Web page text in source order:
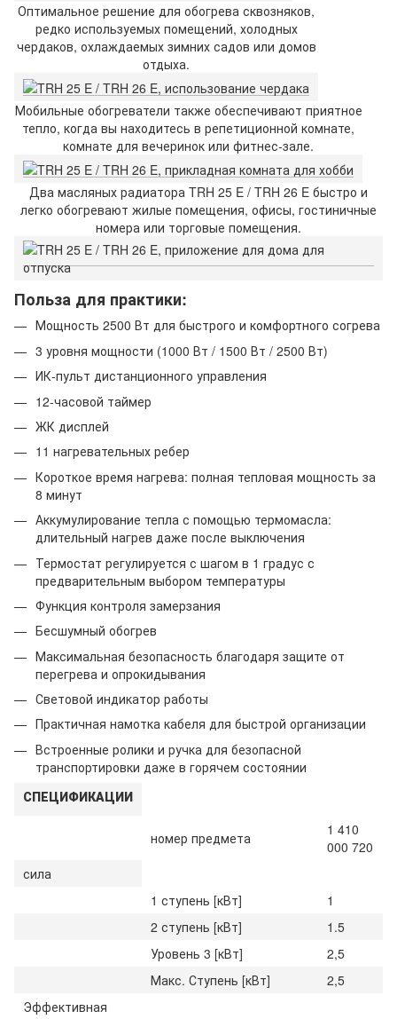
Оптимальное решение для обогрева сквозняков,
редко используемых помещений, холодных
чердаков, охлаждаемых зимних садов или домов
отдыха.
Мобильные обогреватели также обеспечивают приятное
тепло, когда вы находитесь в репетиционной комнате,
комнате для вечеринок или фитнес-зале.
Два масляных радиатора TRH 25 E / TRH 26 E быстро и
легко обогревают жилые помещения, офисы, гостиничные
номера или торговые помещения.
Польза для практики:
Мощность 2500 Вт для быстрого и комфортного согрева
3 уровня мощности (1000 Вт / 1500 Вт / 2500 Вт)
ИК-пульт дистанционного управления
12-часовой таймер
ЖК дисплей
11 нагревательных ребер
Короткое время нагрева: полная тепловая мощность за
8 минут
Аккумулирование тепла с помощью термомасла:
длительный нагрев даже после выключения
Термостат регулируется с шагом в 1 градус с
предварительным выбором температуры
Функция контроля замерзания
Бесшумный обогрев
Максимальная безопасность благодаря защите от
перегрева и опрокидывания
Световой индикатор работы
Практичная намотка кабеля для быстрой организации
Встроенные ролики и ручка для безопасной
транспортировки даже в горячем состоянии
СПЕЦИФИКАЦИИ
номер предмета
1 410
000 720
сила
1 ступень [кВт]
1
2 ступень [кВт]
1.5
Уровень 3 [кВт]
2,5
Макс. Ступень [кВт]
2,5
Эффективная